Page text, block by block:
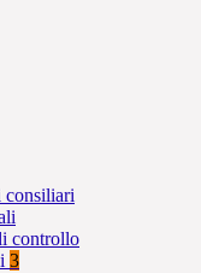
consiliari
controllo
3